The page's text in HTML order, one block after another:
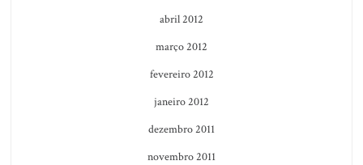
abril 2012
março 2012
fevereiro 2012
janeiro 2012
dezembro 2011
novembro 2011